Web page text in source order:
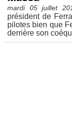
mardi 05 juillet
président de
pilotes bien que
derrière son